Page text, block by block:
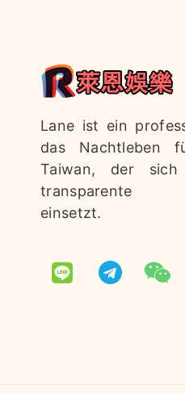
Lane ist ein
das Nachtleben
Taiwan, der
transparente
einsetzt.